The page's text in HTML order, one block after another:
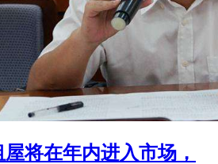
将在年内进入市场，